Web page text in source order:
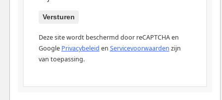
Versturen
Deze site wordt beschermd door reCAPTCHA en
Google Privacybeleid en Servicevoorwaarden zijn
van toepassing.